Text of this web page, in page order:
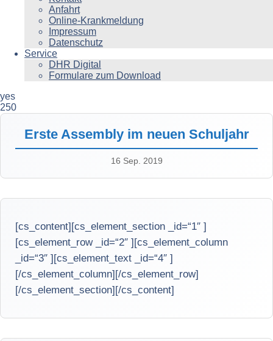
Anfahrt
Online-Krankmeldung
Impressum
Datenschutz
Service
DHR Digital
Formulare zum Download
yes
250
Erste Assembly im neuen Schuljahr
16 Sep. 2019
[cs_content][cs_element_section _id=“1″ ]
[cs_element_row _id=“2″ ][cs_element_column
_id=“3″ ][cs_element_text _id=“4″ ]
[/cs_element_column][/cs_element_row]
[/cs_element_section][/cs_content]